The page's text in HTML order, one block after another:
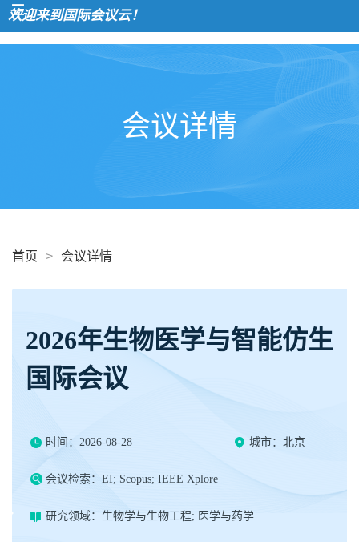
迎来到国际会议云！
会议详情
首页 > 会议详情
2026年生物医学与智能仿生
国际会议
时间：2026-08-28 城市：北京
会议检索：EI; Scopus; IEEE Xplore
研究领域：生物学与生物工程; 医学与药学